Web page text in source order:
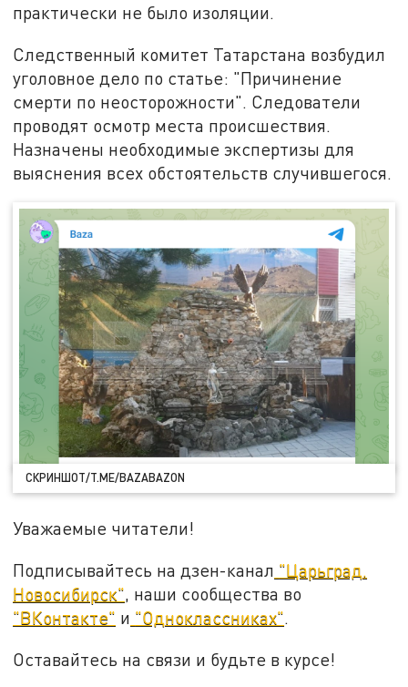
практически не было изоляции.
Следственный комитет Татарстана возбудил
уголовное дело по статье: "Причинение
смерти по неосторожности". Следователи
проводят осмотр места происшествия.
Назначены необходимые экспертизы для
выяснения всех обстоятельств случившегося.
СКРИНШОТ/T.ME/BAZABAZON
Уважаемые читатели!
Подписывайтесь на дзен-канал "Царьград.
Новосибирск", наши сообщества во
"ВКонтакте" и "Одноклассниках".
Оставайтесь на связи и будьте в курсе!